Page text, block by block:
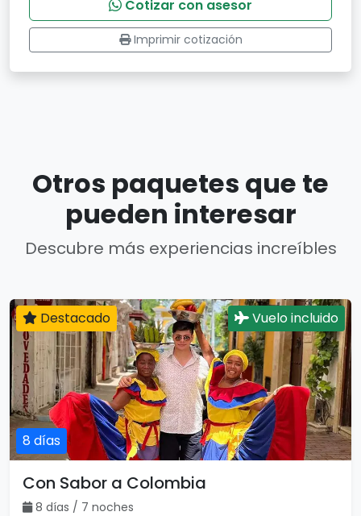
Cotizar con asesor
Imprimir cotización
Otros paquetes que te
pueden interesar
Descubre más experiencias increíbles
8 días
Destacado Vuelo incluido
Con Sabor a Colombia
8 días / 7 noches